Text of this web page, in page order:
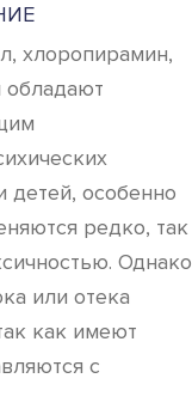
хлоропирамин,
обладают
детей, особенно
редко, так
Однако
или отека
как имеют
с